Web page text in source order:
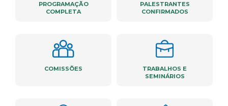
PROGRAMAÇÃO
COMPLETA
PALESTRANTES
CONFIRMADOS
COMISSÕES
TRABALHOS E
SEMINÁRIOS